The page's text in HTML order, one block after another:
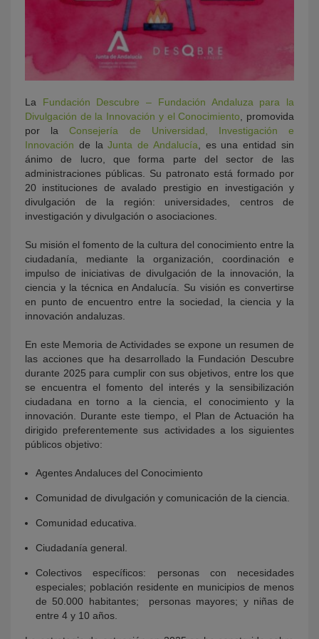
La
Fundación Descubre – Fundación Andaluza para la
Divulgación de la Innovación y el Conocimiento , promovida
por la
Consejería de Universidad, Investigación e
Innovación de la Junta de Andalucía , es una entidad sin
ánimo de lucro, que forma parte del sector de las
administraciones públicas. Su patronato está formado por
20 instituciones de avalado prestigio en investigación y
divulgación de la región: universidades, centros de
investigación y divulgación o asociaciones.
Su misión el fomento de la cultura del conocimiento entre la
ciudadanía, mediante la organización, coordinación e
impulso de iniciativas de divulgación de la innovación, la
ciencia y la técnica en Andalucía. Su visión es convertirse
en punto de encuentro entre la sociedad, la ciencia y la
innovación andaluzas.
En este Memoria de Actividades se expone un resumen de
las acciones que ha desarrollado la Fundación Descubre
durante 2025 para cumplir con sus objetivos, entre los que
se encuentra el fomento del interés y la sensibilización
ciudadana en torno a la ciencia, el conocimiento y la
innovación. Durante este tiempo, el Plan de Actuación ha
dirigido preferentemente sus actividades a los siguientes
públicos objetivo:
Agentes Andaluces del Conocimiento
Comunidad de divulgación y comunicación de la ciencia.
Comunidad educativa.
Ciudadanía general.
Colectivos específicos: personas con necesidades
especiales; población residente en municipios de menos
de 50.000 habitantes; personas mayores; y niñas de
entre 4 y 10 años.